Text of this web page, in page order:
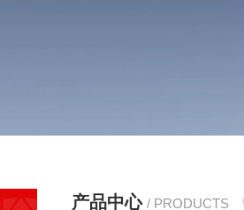
产品中心 / PRODUCTS